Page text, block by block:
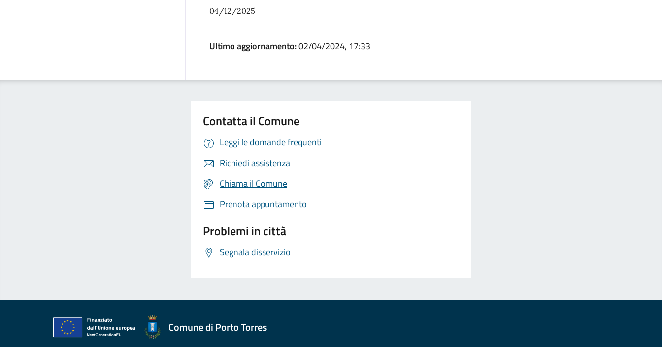
04/12/2025
Ultimo aggiornamento:02/04/2024, 17:33
Contatta il Comune
Leggi le domande frequenti
Richiedi assistenza
Chiama il Comune
Prenota appuntamento
Problemi in città
Segnala disservizio
Comune di Porto Torres